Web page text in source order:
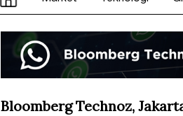
Bloomberg Technoz,